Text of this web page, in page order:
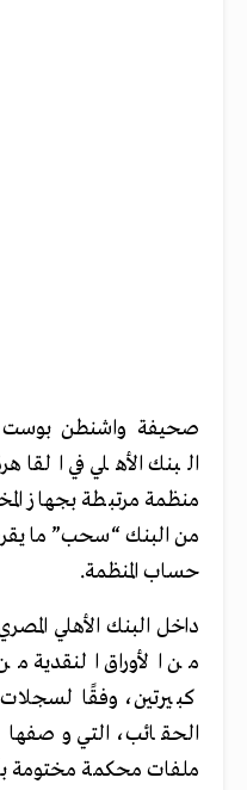
صحيفة واشنطن بوست
البنك الأهلي في
منظمة مرتبطة بجهاز
حساب المنظمة.
داخل البنك الأهلي
الحقائب، التي وصفها